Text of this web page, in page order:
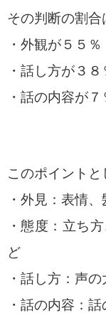
その判断の割合
・外観が５５％
・話し方が３８
・話の内容が７
このポイントと
・外見：表情
・態度：立ち
ど
・話し方：声
・話の内容：